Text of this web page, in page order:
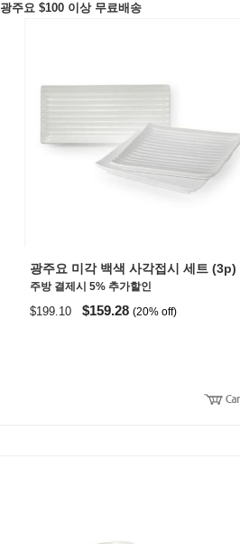
광주요 $100 이상 무료배송
광주요 미각 백색 사각접시 세트 (3p)
주방 결제시 5% 추가할인
$199.10 $159.28 (20% off)